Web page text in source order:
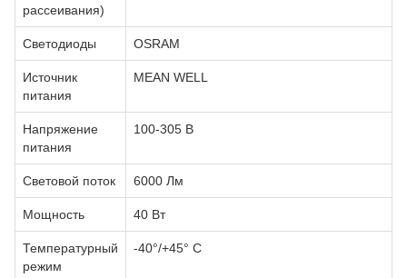
рассеивания)
Светодиоды OSRAM
Источник
питания
MEAN WELL
Напряжение
питания
100-305 В
Световой поток 6000 Лм
Мощность 40 Вт
Температурный
режим
-40°/+45° С